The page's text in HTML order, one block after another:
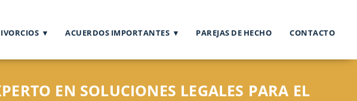
ACUERDOS IMPORTANTES PAREJAS DE HECHO CONTACTO
EN SOLUCIONES LEGALES PARA EL